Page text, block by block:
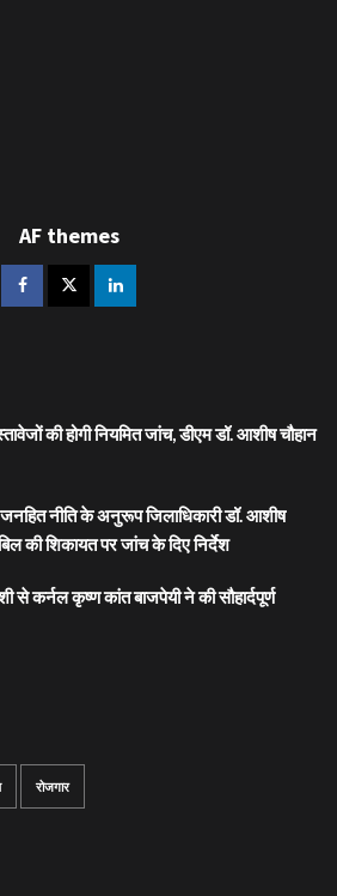
AF themes
की होगी नियमित जांच, डीएम डॉ. आशीष चौहान
नीति के अनुरूप जिलाधिकारी डॉ. आशीष
की शिकायत पर जांच के दिए निर्देश
कर्नल कृष्ण कांत बाजपेयी ने की सौहार्दपूर्ण
रोजगार